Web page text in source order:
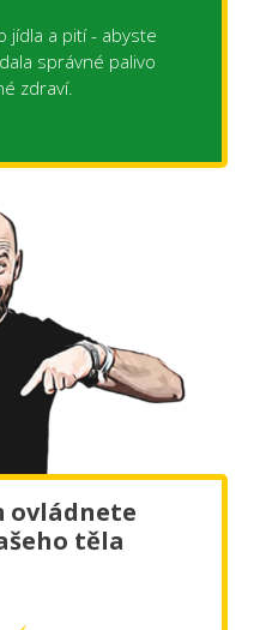
jídla a pití - abyste
správné palivo
zdraví.
ovládnete
těla